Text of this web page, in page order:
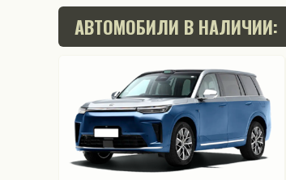
АВТОМОБИЛИ В НАЛИЧИИ: